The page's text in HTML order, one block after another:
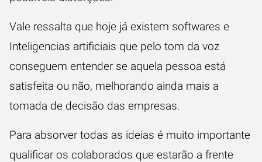
Vale ressalta que hoje já existem softwares e
Inteligencias artificiais que pelo tom da voz
conseguem entender se aquela pessoa está
satisfeita ou não, melhorando ainda mais a
tomada de decisão das empresas.
Para absorver todas as ideias é muito importante
qualificar os colaborados que estarão a frente